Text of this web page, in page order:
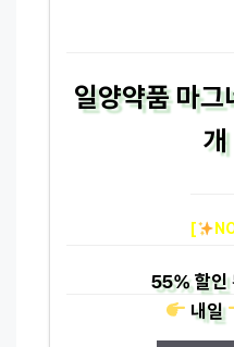
일양약품 마
[
55%할인
내일